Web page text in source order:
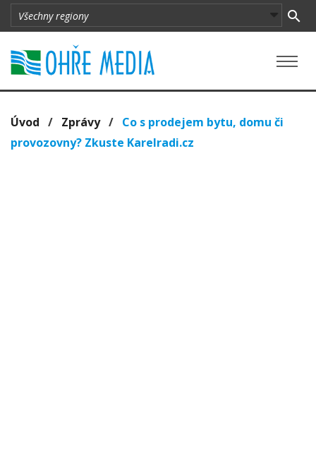
Úvod / Zprávy/ Co s prodejem bytu, domu či
provozovny? Zkuste Karelradi.cz